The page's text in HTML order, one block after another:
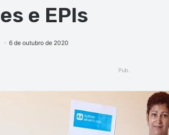
e EPIs
6 de outubro de 2020
Pub.